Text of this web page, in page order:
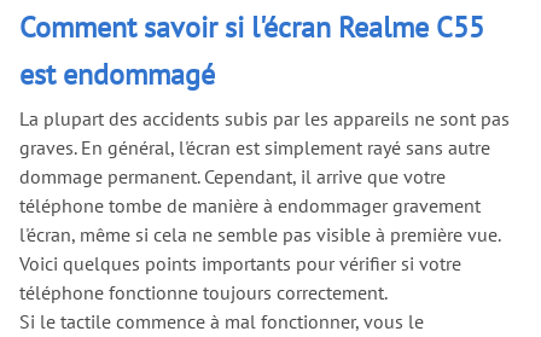
Comment savoir si l'écran Realme C55
est endommagé
La plupart des accidents subis par les appareils ne sont pas
graves. En général, l'écran est simplement rayé sans autre
dommage permanent. Cependant, il arrive que votre
téléphone tombe de manière à endommager gravement
l'écran, même si cela ne semble pas visible à première vue.
Voici quelques points importants pour vérifier si votre
téléphone fonctionne toujours correctement.
Si le tactile commence à mal fonctionner, vous le